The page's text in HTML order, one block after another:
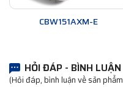
CBW151AXM-E
HỎI ĐÁP - BÌNH LUẬN
(Hỏi đáp, bình luận về sản phẩm